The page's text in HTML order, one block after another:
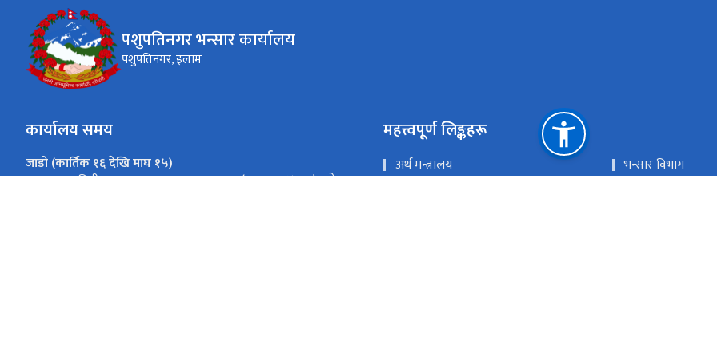
पशुपतिनगर भन्सार कार्यालय
पशुपतिनगर, इलाम
कार्यालय समय
जाडो (कार्तिक १६ देखि माघ १५)
आइतबार - बिहीबार
(१०:०० - ४:००) बजे
महत्त्वपूर्ण लिङ्कहरू
अर्थ मन्त्रालय
भन्सार विभाग